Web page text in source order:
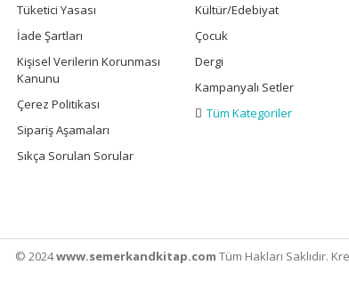
Tüketici Yasası
İade Şartları
Kişisel Verilerin Korunması
Kanunu
Çerez Politikası
Sipariş Aşamaları
Sıkça Sorulan Sorular
Kültür/Edebiyat
Çocuk
Dergi
Kampanyalı Setler
Tüm Kategoriler
© 2024www.semerkandkitap.com Tüm Hakları Saklıdır.